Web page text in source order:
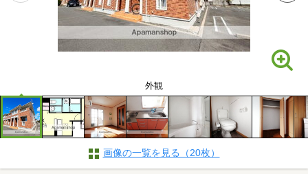
外観
画像の一覧を見る（20枚）